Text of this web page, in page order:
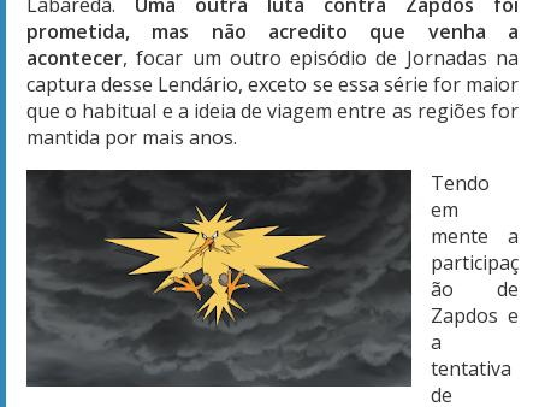
prometida, mas não acredito que venha a
acontecer, focar um outro episódio de Jornadas na
captura desse Lendário, exceto se essa série for maior
que o habitual e a ideia de viagem entre as regiões for
mantida por mais anos.
Tendo
em
mente a
participaç
ão de
Zapdos e
a
tentativa
de